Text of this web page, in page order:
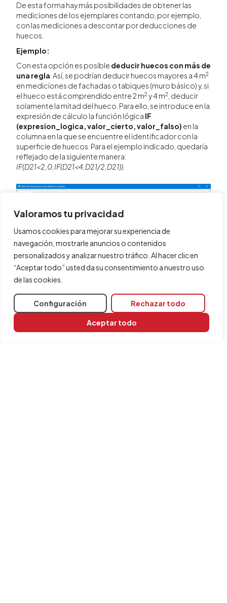
Valoramos tu privacidad
Usamos cookies para mejorar su experiencia de
navegación, mostrarle anuncios o contenidos
personalizados y analizar nuestro tráfico. Al hacer clic en
“Aceptar todo” usted da su consentimiento a nuestro uso
de las cookies.
Configuración Rechazar todo
Aceptar todo
De esta forma hay más posibilidades de obtener las
mediciones de los ejemplares contando, por ejemplo,
con las mediciones a descontar por deducciones de
huecos.
Ejemplo:
Con esta opción es posible deducir huecos con más de
una regla . Así, se podrían deducir huecos mayores a 4 m2
en mediciones de fachadas o tabiques (muro básico) y, si
el hueco está comprendido entre 2 m2 y 4 m2 , deducir
solamente la mitad del hueco. Para ello, se introduce en la
expresión de cálculo la función lógica IF
(expresion_logica, valor_cierto, valor_falso) en la
columna en la que se encuentre el identificador con la
superficie de huecos. Para el ejemplo indicado, quedaría
reflejado de la siguiente manera:
IF(D21<2,0,IF(D21<4,D21/2,D21))